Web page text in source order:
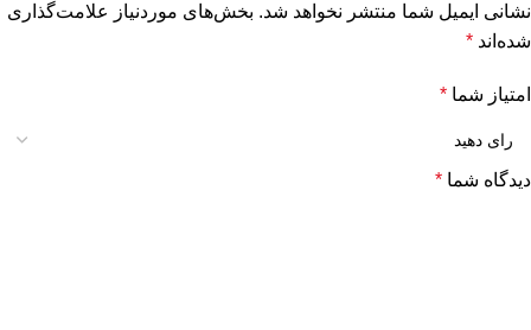
نشانی ایمیل شما منتشر نخواهد شد. بخش‌های موردنیاز علامت‌گذاری
شده‌اند *
امتیاز شما *
دیدگاه شما *